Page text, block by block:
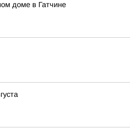
доме в Гатчине